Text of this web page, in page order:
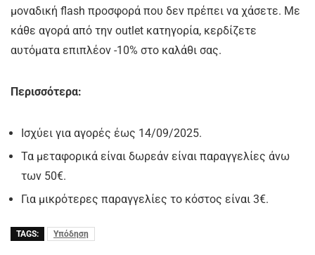
μοναδική flash προσφορά που δεν πρέπει να χάσετε. Με
κάθε αγορά από την outlet κατηγορία, κερδίζετε
αυτόματα επιπλέον -10% στο καλάθι σας.
Περισσότερα:
Ισχύει για αγορές έως 14/09/2025.
Τα μεταφορικά είναι δωρεάν είναι παραγγελίες άνω
των 50€.
Για μικρότερες παραγγελίες το κόστος είναι 3€.
TAGS: Υπόδηση